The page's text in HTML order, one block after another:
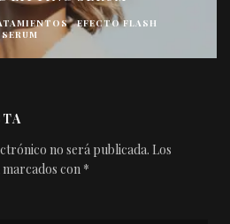
LIGERA DE ELIZABETH
CREMAS Y TRATAMIENTOS
no será publicada. Los
con *